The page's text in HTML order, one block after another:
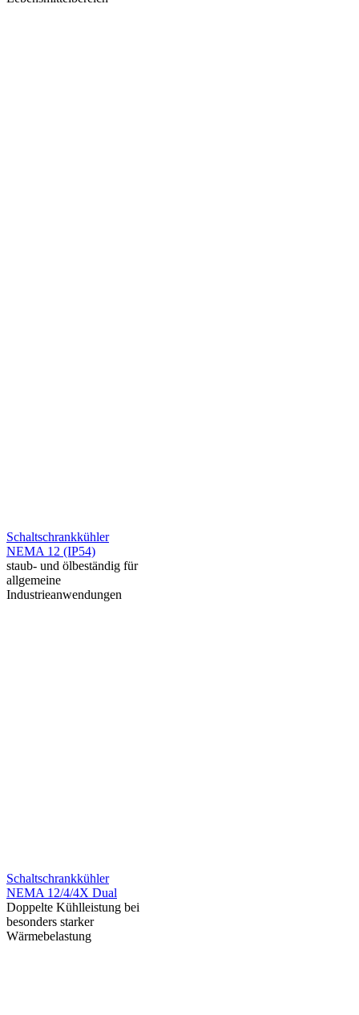
Schaltschrankkühler
NEMA 12 (IP54)
staub- und ölbeständig für
allgemeine
Industrieanwendungen
Schaltschrankkühler
NEMA 12/4/4X Dual
Doppelte Kühlleistung bei
besonders starker
Wärmebelastung